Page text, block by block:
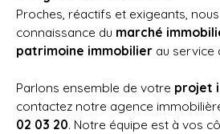
Proches, réactifs et exigeants,
connaissance du marché
patrimoine immobilier au service
Parlons ensemble de votre projet
contactez notre agence
02 03 20. Notre équipe est à vos